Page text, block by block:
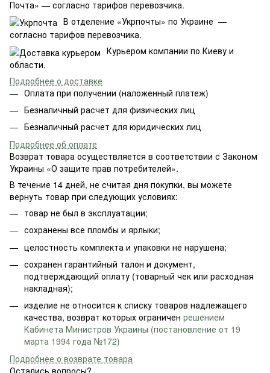
Почта» — согласно тарифов перевозчика.
В отделение «Укрпочты» по Украине —
согласно тарифов перевозчика.
Курьером компании по Киеву и
области.
Подробнее о доставке
Оплата при получении (наложенный платеж)
Безналичный расчет для физических лиц
Безналичный расчет для юридических лиц
Подробнее об оплате
Возврат товара осуществляется в соответствии с Законом
Украины «О защите прав потребителей».
В течение 14 дней, не считая дня покупки, вы можете
вернуть товар при следующих условиях:
товар не был в эксплуатации;
сохранены все пломбы и ярлыки;
целостность комплекта и упаковки не нарушена;
сохранен гарантийный талон и документ,
подтверждающий оплату (товарный чек или расходная
накладная);
изделие не относится к списку товаров надлежащего
качества, возврат которых ограничен решением
Кабинета Министров Украины (постановление от 19
марта 1994 года №172)
Подробнее о возврате товара
Остались вопросы?